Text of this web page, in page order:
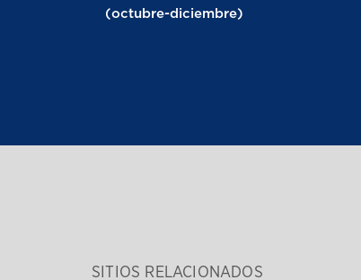
(octubre-diciembre)
SITIOS RELACIONADOS